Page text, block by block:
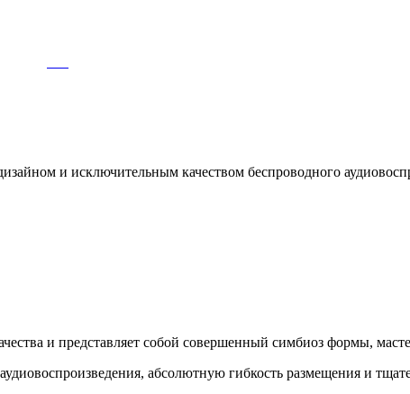
и исключительным качеством беспроводного
и представляет собой совершенный симбиоз формы,
абсолютную гибкость размещения и